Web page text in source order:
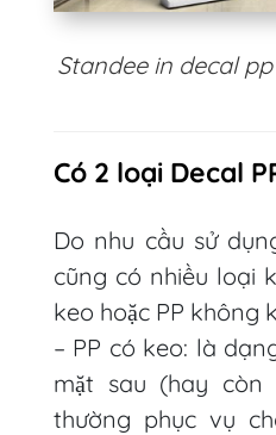
Standee in decal
Có 2 loại Decal
Do nhu cầu sử
cũng có nhiều loại
keo hoặc PP không
– PP có keo: là
mặt sau (hay còn
thường phục vụ